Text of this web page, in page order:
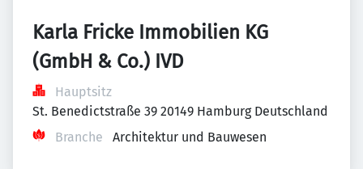
Karla Fricke Immobilien KG
(GmbH & Co.) IVD
Hauptsitz
St. Benedictstraße 39 20149 Hamburg Deutschland
Branche
Architektur und Bauwesen